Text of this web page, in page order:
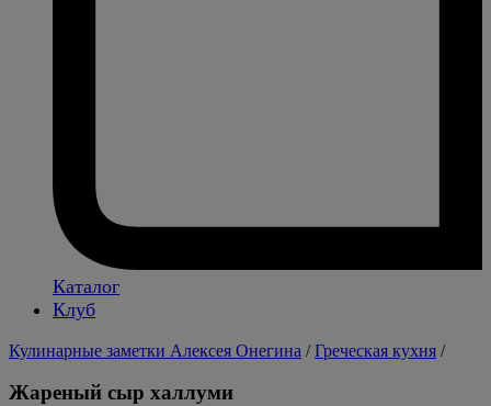
Каталог
Клуб
Кулинарные заметки Алексея Онегина /Греческая кухня /
Жареный сыр халлуми